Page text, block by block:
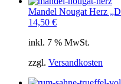
Mandel Nougat Herz
14,50 €
inkl. 7 % MwSt.
zzgl. Versandkosten